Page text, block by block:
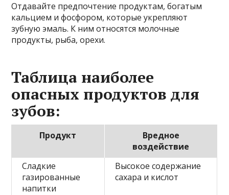
Отдавайте предпочтение продуктам, богатым
кальцием и фосфором, которые укрепляют
зубную эмаль. К ним относятся молочные
продукты, рыба, орехи.
Таблица наиболее
опасных продуктов для
зубов:
Продукт
Вредное
воздействие
Сладкие
газированные
напитки
Высокое содержание
сахара и кислот